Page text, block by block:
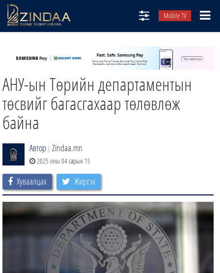
Mobile TV
ТВ8
ӨГЛӨӨНИЙ СОНИН
АУДИО ЗОХИОЛ
ЗИНДАА СЭТГҮҮЛ
АНУ-ын Төрийн департаментын
төсвийг багасгахаар төлөвлөж
байна
Автор | Zindaa.mn
2025 оны 04 сарын 15
Хуваалцах Жиргэх